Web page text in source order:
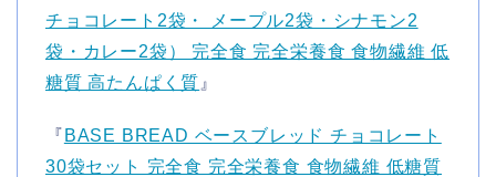
チョコレート2袋・ メープル2袋・シナモン2
袋・カレー2袋） 完全食 完全栄養食 食物繊維 低
糖質 高たんぱく質 』
『 BASE BREAD ベースブレッド チョコレート
30袋セット 完全食 完全栄養食 食物繊維 低糖質